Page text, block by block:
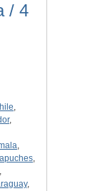
/ 4
,
,
,
,
,
,